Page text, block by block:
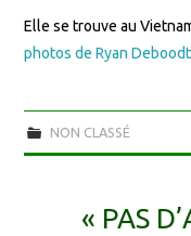
Elle se trouve au
photos de Ryan Deboodt
NON CLASSÉ
« PAS